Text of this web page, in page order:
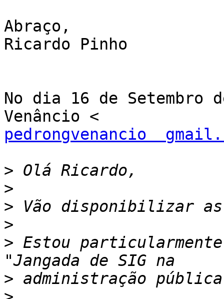
Abraço,
Ricardo Pinho
No dia 16 de Setembro
pedrongvenancio
>
>
>
>
> Estou
>